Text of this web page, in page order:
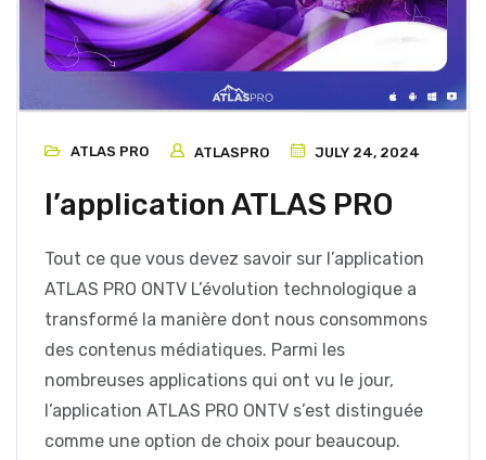
ATLAS PRO ATLASPRO JULY 24, 2024
l’application ATLAS PRO
Tout ce que vous devez savoir sur l’application
ATLAS PRO ONTV L’évolution technologique a
transformé la manière dont nous consommons
des contenus médiatiques. Parmi les
nombreuses applications qui ont vu le jour,
l’application ATLAS PRO ONTV s’est distinguée
comme une option de choix pour beaucoup.